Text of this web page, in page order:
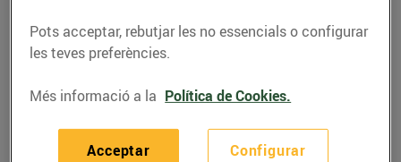
Crestes de formatge,
04/de setembre/2020
Pots acceptar, rebutjar les no essencials o configurar
les teves preferències.
Més informació a la Política de Cookies.
Configurar
Acceptar